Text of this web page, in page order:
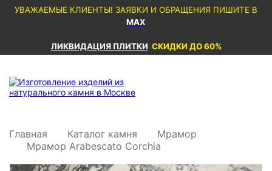
УВАЖАЕМЫЕ КЛИЕНТЫ! ЗАЯВКИ И ОБРАЩЕНИЯ ПИШИТЕ В
MAX
ЛИКВИДАЦИЯ ПЛИТКИ СКИДКИ ДО 60%
Главная Каталог камня
Мрамор
Мрамор Arabescato Corchia